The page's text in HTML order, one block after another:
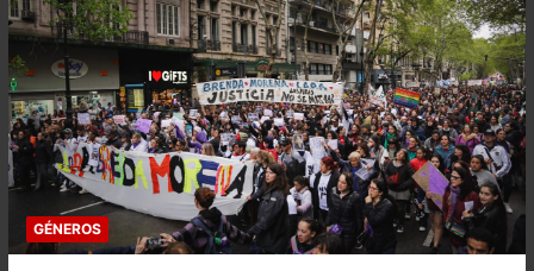
GÉNEROS